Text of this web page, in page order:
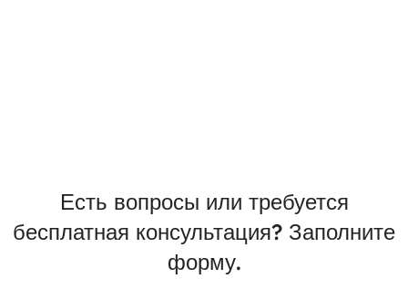
Есть вопросы или требуется
бесплатная консультация? Заполните
форму.